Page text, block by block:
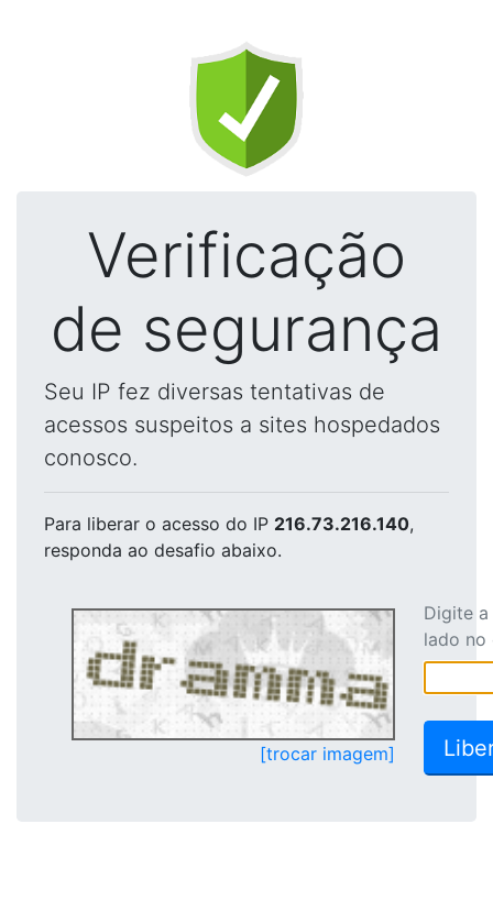
Verificação
de segurança
Seu IP fez diversas tentativas de
acessos suspeitos a sites hospedados
conosco.
Para liberar o acesso do IP 216.73.216.140,
responda ao desafio abaixo.
[trocar imagem]
Digite
lado no